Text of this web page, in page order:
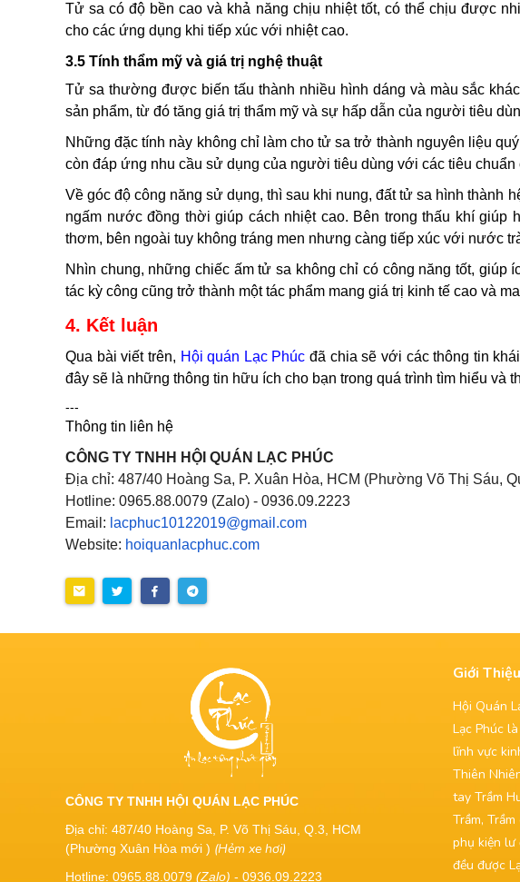
Tử sa có độ bền cao và khả năng chịu nhiệt tốt, có thể chịu được
cho các ứng dụng khi tiếp xúc với nhiệt cao.
3.5 Tính thẩm mỹ và giá trị nghệ thuật
Tử sa thường được biến tấu thành nhiều hình dáng và màu sắc
sản phẩm, từ đó tăng giá trị thẩm mỹ và sự hấp dẫn của người tiêu
Những đặc tính này không chỉ làm cho tử sa trở thành nguyên liệu
còn đáp ứng nhu cầu sử dụng của người tiêu dùng với các tiêu
Về góc độ công năng sử dụng, thì sau khi nung, đất tử sa hình thành
ngấm nước đồng thời giúp cách nhiệt cao. Bên trong thấu khí
thơm, bên ngoài tuy không tráng men nhưng càng tiếp xúc với nước
Nhìn chung, những chiếc ấm tử sa không chỉ có công năng tốt,
tác kỳ công cũng trở thành một tác phẩm mang giá trị kinh tế cao và
4. Kết luận
Qua bài viết trên, Hội quán Lạc Phúc đã chia sẽ với các thông tin
đây sẽ là những thông tin hữu ích cho bạn trong quá trình tìm hiểu và
---
Thông tin liên hệ
CÔNG TY TNHH HỘI QUÁN LẠC PHÚC
Địa chỉ: 487/40 Hoàng Sa, P. Xuân Hòa, HCM (Phường Võ Thị Sáu,
Hotline: 0965.88.0079 (Zalo) - 0936.09.2223
Email: lacphuc10122019@gmail.com
Website: hoiquanlacphuc.com
CÔNG TY TNHH HỘI QUÁN LẠC PHÚC
Địa chỉ: 487/40 Hoàng Sa, P. Võ Thị Sáu, Q.3, HCM
(Phường Xuân Hòa mới ) (Hẻm xe hơi)
Hotline: 0965.88.0079 (Zalo) - 0936.09.2223
Giới
Hội Quán
Lạc Phúc
lĩnh vực
Thiên
tay Trầm
Trầm,
phụ kiện lư
đều được